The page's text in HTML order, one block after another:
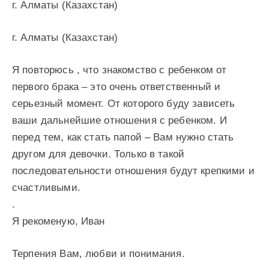
г. Алматы (Казахстан)
г. Алматы (Казахстан)
Я повторюсь , что знакомство с ребенком от
первого брака – это очень ответственный и
серьезный момент. От которого буду зависеть
ваши дальнейшие отношения с ребенком. И
перед тем, как стать папой – Вам нужно стать
другом для девочки. Только в такой
последовательности отношения будут крепкими и
счастливыми.
.
Я рекоменую, Иван
Терпения Вам, любви и понимания.